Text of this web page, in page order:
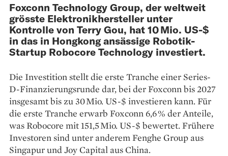
Foxconn Technology Group, der weltweit
grösste Elektronikhersteller unter
Kontrolle von Terry Gou, hat 10 Mio. US-$
in das in Hongkong ansässige Robotik-
Startup Robocore Technology investiert.
Die Investition stellt die erste Tranche einer Series-
D-Finanzierungsrunde dar, bei der Foxconn bis 2027
insgesamt bis zu 30 Mio. US-$ investieren kann. Für
die erste Tranche erwarb Foxconn 6,6 % der Anteile,
was Robocore mit 151,5 Mio. US-$ bewertet. Frühere
Investoren sind unter anderem Fenghe Group aus
Singapur und Joy Capital aus China.